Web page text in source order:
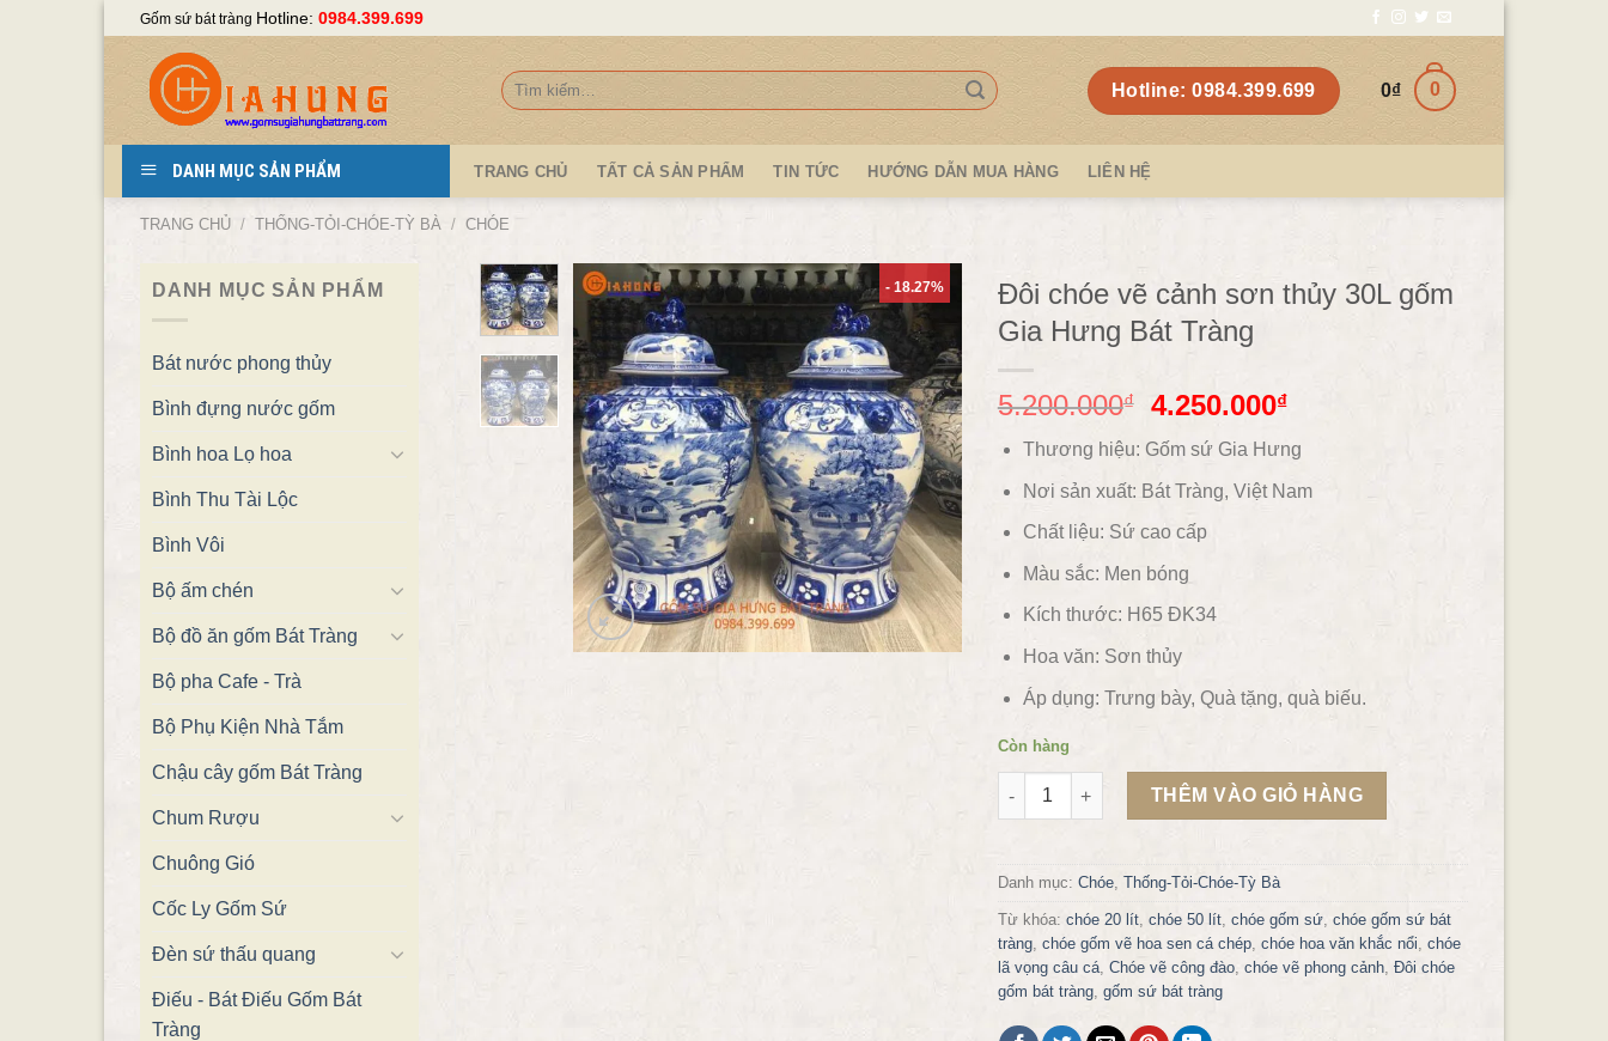
Skip
content
Gốm sứ bát tràng Hotline: 0984.399.699
Tìm
kiếm:
Hotline: 0984.399.699 0₫ 0
DANH MỤC SẢN PHẨM TRANG CHỦ TẤT CẢ SẢN PHẨM TIN TỨC HƯỚNG DẪN MUA HÀNG LIÊN HỆ
TRANG CHỦ / THỐNG-TỎI-CHÓE-TỲ BÀ / CHÓE
DANH MỤC SẢN PHẨM
Bát nước phong thủy
Bình đựng nước gốm
Bình hoa Lọ hoa
Bình Thu Tài Lộc
Bình Vôi
Bộ ấm chén
Bộ đồ ăn gốm Bát Tràng
Bộ pha Cafe - Trà
Bộ Phụ Kiện Nhà Tắm
Chậu cây gốm Bát Tràng
Chum Rượu
Chuông Gió
Cốc Ly Gốm Sứ
Đèn sứ thấu quang
Điếu - Bát Điếu Gốm Bát
Tràng
- 18.27%
Đôi chóe vẽ cảnh sơn thủy 30L gốm
Gia Hưng Bát Tràng
5.200.000₫ 4.250.000₫
Thương hiệu: Gốm sứ Gia Hưng
Nơi sản xuất: Bát Tràng, Việt Nam
Chất liệu: Sứ cao cấp
Màu sắc: Men bóng
Kích thước: H65 ĐK34
Hoa văn: Sơn thủy
Áp dụng: Trưng bày, Quà tặng, quà biếu.
Còn hàng
Đôi chóe vẽ cảnh sơn thủy 30L gốm Gia Hưng Bát Tràng số lượng
THÊM VÀO GIỎ HÀNG
Danh mục: Chóe, Thống-Tỏi-Chóe-Tỳ Bà
Từ khóa: chóe 20 lít, chóe 50 lít, chóe gốm sứ, chóe gốm sứ bát
tràng, chóe gốm vẽ hoa sen cá chép, chóe hoa văn khắc nổi, chóe
lã vọng câu cá, Chóe vẽ công đào, chóe vẽ phong cảnh, Đôi chóe
gốm bát tràng, gốm sứ bát tràng